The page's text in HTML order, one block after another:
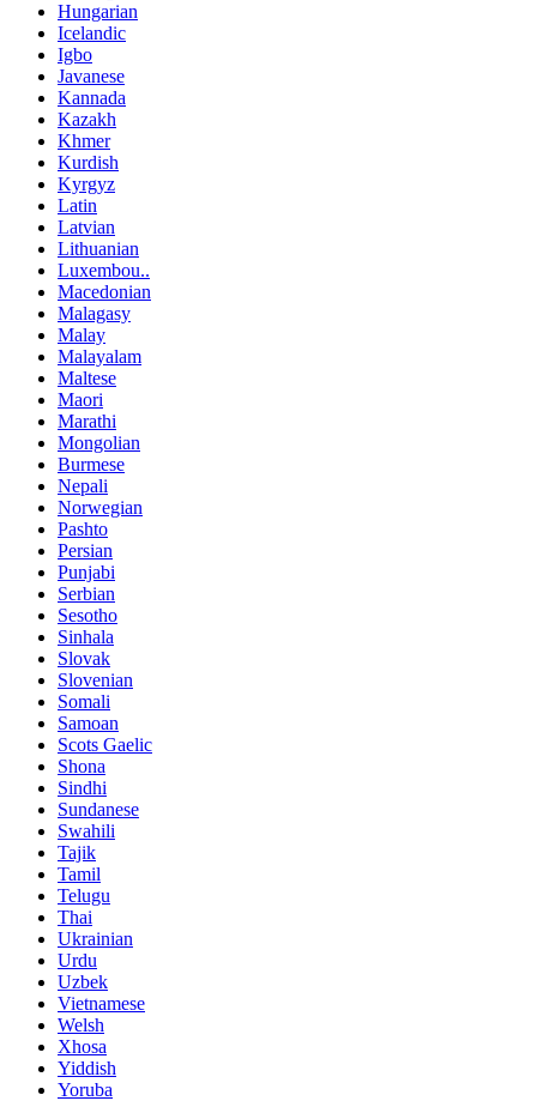
Hungarian
Icelandic
Igbo
Javanese
Kannada
Kazakh
Khmer
Kurdish
Kyrgyz
Latin
Latvian
Lithuanian
Luxembou..
Macedonian
Malagasy
Malay
Malayalam
Maltese
Maori
Marathi
Mongolian
Burmese
Nepali
Norwegian
Pashto
Persian
Punjabi
Serbian
Sesotho
Sinhala
Slovak
Slovenian
Somali
Samoan
Scots Gaelic
Shona
Sindhi
Sundanese
Swahili
Tajik
Tamil
Telugu
Thai
Ukrainian
Urdu
Uzbek
Vietnamese
Welsh
Xhosa
Yiddish
Yoruba